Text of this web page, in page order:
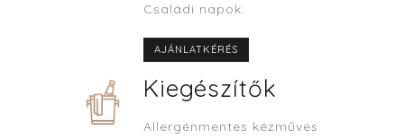
Családi napok.
AJÁNLATKÉRÉS
Kiegészítők
Allergénmentes kézműves